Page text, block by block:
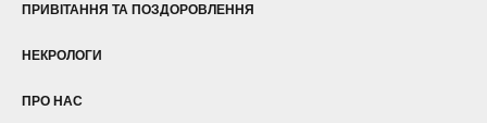
ПРИВІТАННЯ ТА ПОЗДОРОВЛЕННЯ
НЕКРОЛОГИ
ПРО НАС